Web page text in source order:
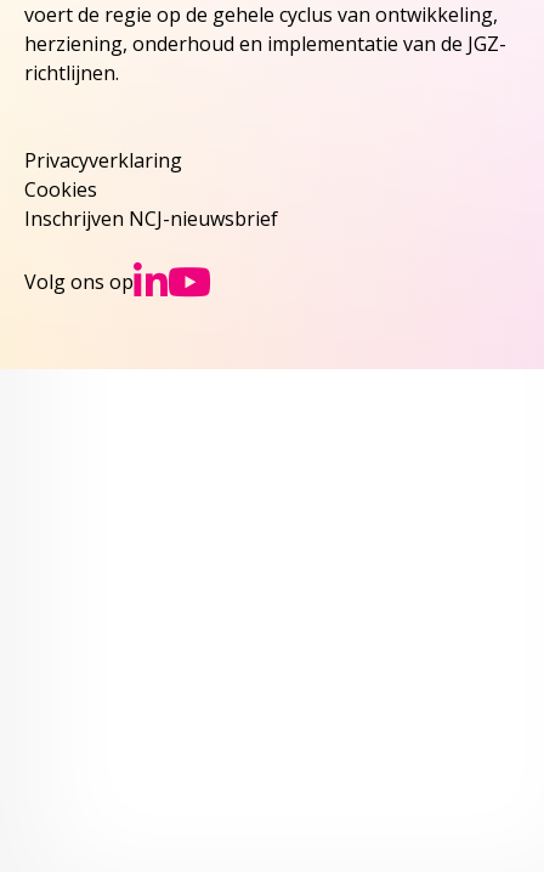
voert de regie op de gehele cyclus van ontwikkeling,
herziening, onderhoud en implementatie van de JGZ-
richtlijnen.
Privacyverklaring
Cookies
Inschrijven NCJ-nieuwsbrief
Volg ons op Ga naar NCJs